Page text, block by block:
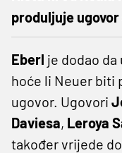
produljuje ugovor
Eberl je dodao
hoće li Neuer biti
ugovor. Ugovori
Daviesa, Leroya
također vrijede